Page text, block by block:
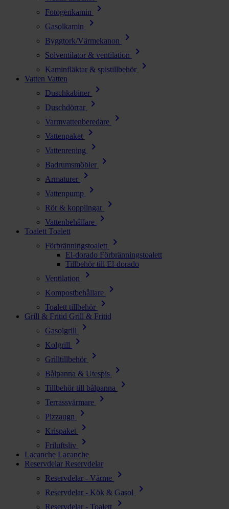
Fotogenkamin chevron_right
Gasolkamin chevron_right
Byggtork/Värmekanon chevron_right
Solventilator & ventilation chevron_right
Kaminfläktar & spistillbehör chevron_right
Vatten Vatten
Duschkabiner
chevron_right
Duschdörrar chevron_right
Varmvattenberedare chevron_right
Vattenpaket chevron_right
Vattenrening chevron_right
Badrumsmöbler chevron_right
Armaturer chevron_right
Vattenpump chevron_right
Rör & kopplingar chevron_right
Vattenbehållare chevron_right
Toalett Toalett
Förbränningstoalett
chevron_right
El-dorado Förbränningstoalett
Tillbehör till El-dorado
Ventilation
chevron_right
Kompostbehållare chevron_right
Toalett tillbehör chevron_right
Grill & Fritid Grill & Fritid
Gasolgrill
chevron_right
Kolgrill chevron_right
Grilltillbehör chevron_right
Bålpanna & Utespis chevron_right
Tillbehör till bålpanna chevron_right
Terrassvärmare chevron_right
Pizzaugn chevron_right
Krispaket chevron_right
Friluftsliv chevron_right
Lacanche Lacanche
Reservdelar Reservdelar
Reservdelar - Värme
chevron_right
Reservdelar - Kök & Gasol chevron_right
Reservdelar - Toalett chevron_right